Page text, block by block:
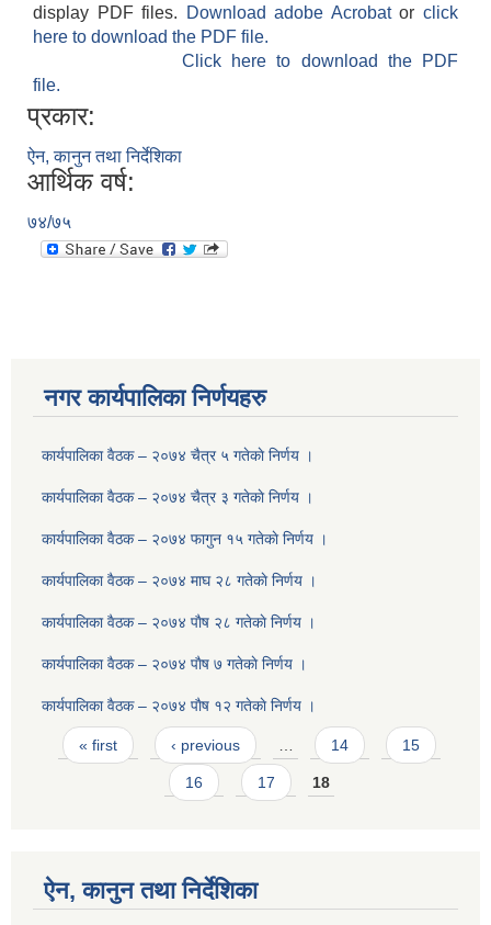
display PDF files.
Download adobe Acrobatorclick
here to download the PDF file.
Click here to download the PDF
file.
प्रकार:
ऐन, कानुन तथा निर्देशिका
आर्थिक वर्ष:
७४/७५
नगर कार्यपालिका निर्णयहरु
कार्यपालिका वैठक – २०७४ चैत्र ५ गतेकाे निर्णय ।
कार्यपालिका वैठक – २०७४ चैत्र ३ गतेकाे निर्णय ।
कार्यपालिका वैठक – २०७४ फागुन १५ गतेकाे निर्णय ।
कार्यपालिका वैठक – २०७४ माघ २८ गतेकाे निर्णय ।
कार्यपालिका वैठक – २०७४ पाैष २८ गतेकाे निर्णय ।
कार्यपालिका वैठक – २०७४ पाैष ७ गतेकाे निर्णय ।
कार्यपालिका वैठक – २०७४ पाैष १२ गतेकाे निर्णय ।
Pages
« first ‹ previous … 14 15
16 17 18
ऐन, कानुन तथा निर्देशिका